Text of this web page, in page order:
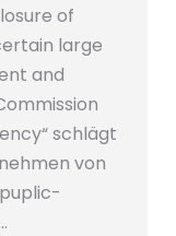
of
large
and
schlägt
von